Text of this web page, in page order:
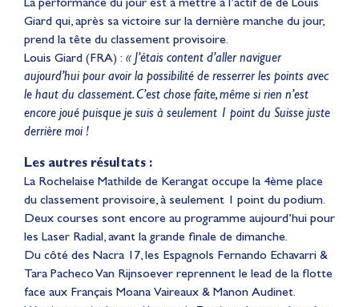
Giard qui, après sa victoire sur la dernière manche du jour,
prend la tête du classement provisoire.
Louis Giard (FRA) : « J’étais content d’aller naviguer
aujourd’hui pour avoir la possibilité de resserrer les points avec
le haut du classement. C’est chose faite, même si rien n’est
encore joué puisque je suis à seulement 1 point du Suisse juste
derrière moi !
Les autres résultats :
La Rochelaise Mathilde de Kerangat occupe la 4ème place
du classement provisoire, à seulement 1 point du podium.
Deux courses sont encore au programme aujourd’hui pour
les Laser Radial, avant la grande finale de dimanche.
Du côté des Nacra 17, les Espagnols Fernando Echavarri &
Tara Pacheco Van Rijnsoever reprennent le lead de la flotte
face aux Français Moana Vaireaux & Manon Audinet.